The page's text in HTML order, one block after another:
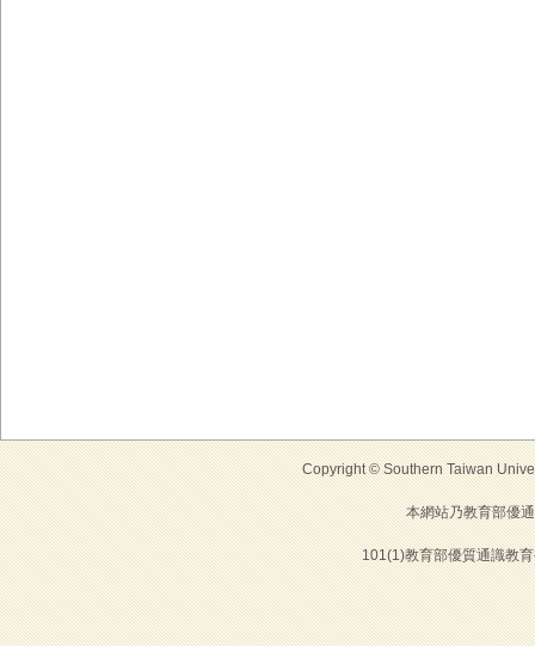
Copyright © Southern Taiwan
本網站乃教育部優
101(1)教育部優質通識教